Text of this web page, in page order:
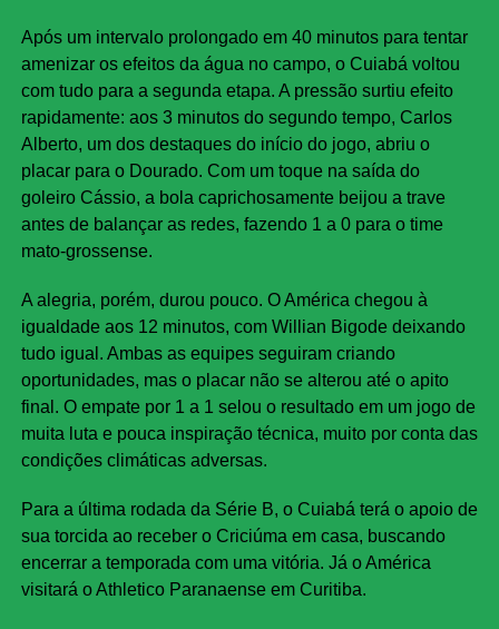
Após um intervalo prolongado em 40 minutos para tentar
amenizar os efeitos da água no campo, o Cuiabá voltou
com tudo para a segunda etapa. A pressão surtiu efeito
rapidamente: aos 3 minutos do segundo tempo, Carlos
Alberto, um dos destaques do início do jogo, abriu o
placar para o Dourado. Com um toque na saída do
goleiro Cássio, a bola caprichosamente beijou a trave
antes de balançar as redes, fazendo 1 a 0 para o time
mato-grossense.
A alegria, porém, durou pouco. O América chegou à
igualdade aos 12 minutos, com Willian Bigode deixando
tudo igual. Ambas as equipes seguiram criando
oportunidades, mas o placar não se alterou até o apito
final. O empate por 1 a 1 selou o resultado em um jogo de
muita luta e pouca inspiração técnica, muito por conta das
condições climáticas adversas.
Para a última rodada da Série B, o Cuiabá terá o apoio de
sua torcida ao receber o Criciúma em casa, buscando
encerrar a temporada com uma vitória. Já o América
visitará o Athletico Paranaense em Curitiba.